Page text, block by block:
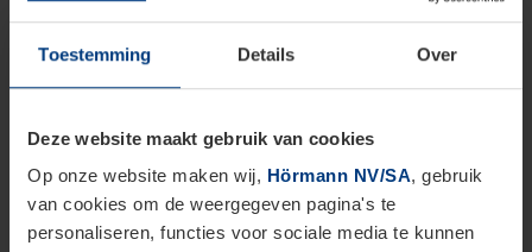
Toestemming Details Over
Deze website maakt gebruik van cookies
Op onze website maken wij, Hörmann NV/SA, gebruik
van cookies om de weergegeven pagina's te
personaliseren, functies voor sociale media te kunnen